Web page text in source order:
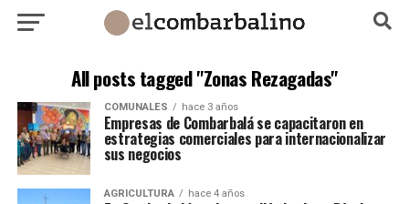
All posts tagged "Zonas Rezagadas"
COMUNALES hace 3 años
Empresas de Combarbalá se capacitaron en
estrategias comerciales para internacionalizar
sus negocios
AGRICULTURA hace 4 años